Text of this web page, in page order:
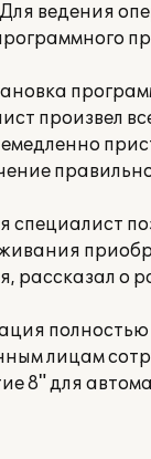
ведения
произвел
специалист
рассказал о
полностью
лицам
8" для